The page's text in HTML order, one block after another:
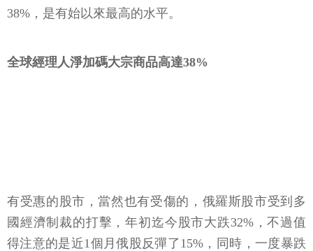
38%，是有始以來最高的水平。
全球經理人淨加碼大宗商品高達38%
有受惠的股市，當然也有受傷的，俄羅斯股市受到多
國經濟制裁的打擊，年初迄今股市大跌32%，不過值
得注意的是近1個月俄股反彈了15%，同時，一度暴跌